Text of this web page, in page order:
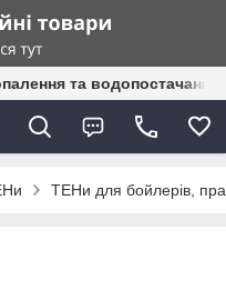
та водопостачання
ТЕНи для бойлерів,